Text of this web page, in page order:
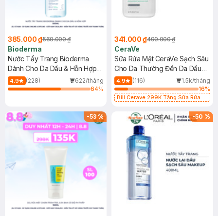
385.000 ₫560.000 ₫
Bioderma
Nước Tẩy Trang Bioderma
Dành Cho Da Dầu & Hỗn Hợp
500ml
4.9 (228)
622/tháng
64%
341.000 ₫490.000 ₫
CeraVe
Sữa Rửa Mặt CeraVe Sạch Sâu
Cho Da Thường Đến Da Dầu
473ml
4.9 (116)
1.5k/tháng
16%
Bill Cerave 299K Tặng Sữa Rửa
-53% -50 %